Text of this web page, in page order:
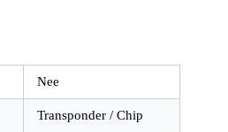
Nee
Transponder / Chip